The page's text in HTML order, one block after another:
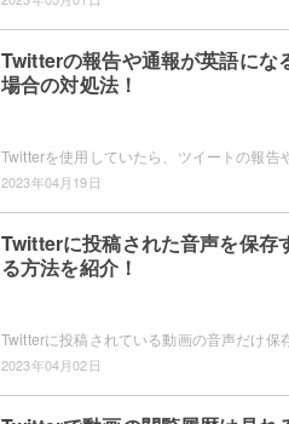
Twitterの報告や通報が英語にな
場合の対処法！
2023年04月19日
Twitterに投稿された音声を保存
る方法を紹介！
2023年04月02日